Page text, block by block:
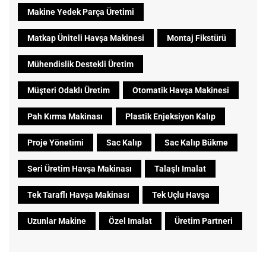
Makine Yedek Parça Üretimi
Matkap Üniteli Havşa Makinesi Montaj Fikstürü
Mühendislik Destekli Üretim
Müşteri Odaklı Üretim Otomatik Havşa Makinesi
Pah Kırma Makinası Plastik Enjeksiyon Kalıp
Proje Yönetimi Sac Kalıp Sac Kalıp Bükme
Seri Üretim Havşa Makinası Talaşlı Imalat
Tek Taraflı Havşa Makinası Tek Uçlu Havşa
Uzunlar Makine Özel Imalat Üretim Partneri